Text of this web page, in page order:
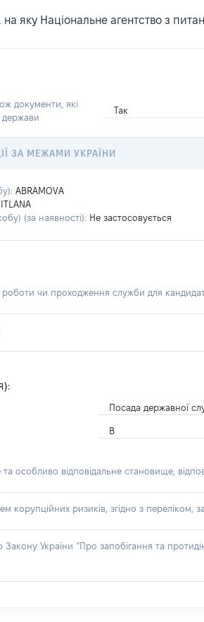
яку Національне агентство з
документи, які
держави
Так
ЗА МЕЖАМИ УКРАЇНИ
ABRAMOVA
(за наявності): Не застосовується
роботи чи проходження служби для
Посада державної
В
особливо відповідальне становище,
ризиків, згідно з переліком,
Закону України “Про запобігання та